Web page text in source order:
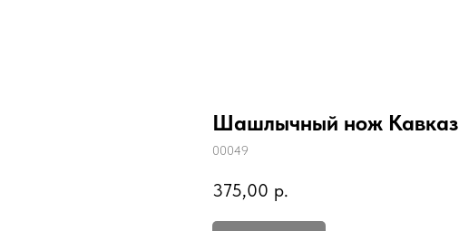
Шашлычный нож Кавказ
00049
375,00 р.